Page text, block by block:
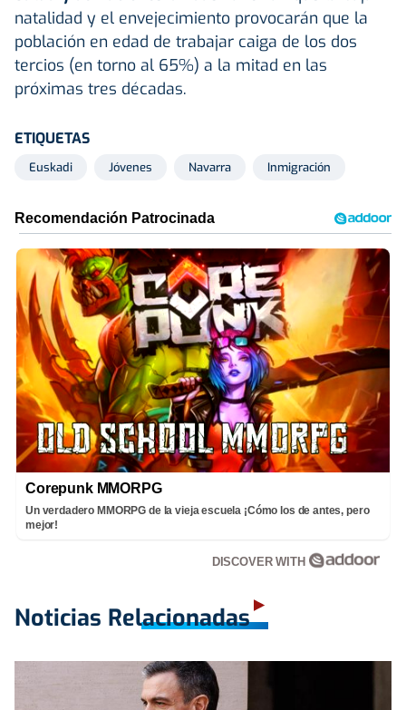
natalidad y el envejecimiento provocarán que la
población en edad de trabajar caiga de los dos
tercios (en torno al 65%) a la mitad en las
próximas tres décadas.
ETIQUETAS
Euskadi Jóvenes Navarra Inmigración
Corepunk MMORPG
Un verdadero MMORPG de la vieja escuela ¡Cómo los de antes, pero
mejor!
DISCOVER WITH
Noticias Relacionadas